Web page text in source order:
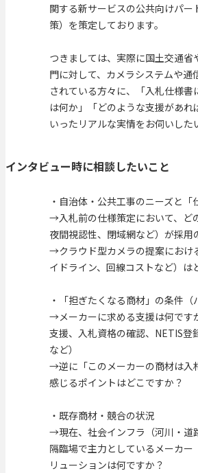
関する新サービスの公共向けパー
策）を策定しております。
つきましては、実際に国土交通省
門に対して、カメラシステムや通
されている方々に、「入札仕様書
は何か」「どのような支援があれ
いったリアルな実情をお伺いした
インタビュー時に相談したいこと
・自治体・公共工事のニーズと
→入札前の仕様策定において、ど
夜間視認性、閉域網など）が採用
→クラウド型カメラの提案におけ
イドライン、回線コストなど）は
・「担ぎたくなる商材」の条件（
→メーカーに求める支援は何で
支援、入札資格の確認、NETIS登
など）
→逆に「このメーカーの商材は入
感じるポイントはどこですか？
・既存商材・競合の状況
→現在、社会インフラ（河川・道
隔臨場で主力としているメーカー
リューションは何ですか？